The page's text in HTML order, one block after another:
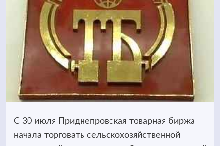
С 30 июля Приднепровская товарная биржа
начала торговать сельскохозяйственной